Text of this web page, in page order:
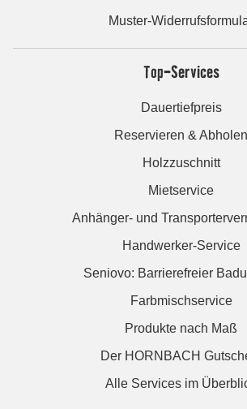
Muster-
Top-Services
Dauertiefpreis
Reservieren & Abholen
Holzzuschnitt
Mietservice
Anhänger- und
Handwerker-Service
Seniovo: Barrierefreier
Farbmischservice
Produkte nach Maß
Der HORNBACH
Alle Services im